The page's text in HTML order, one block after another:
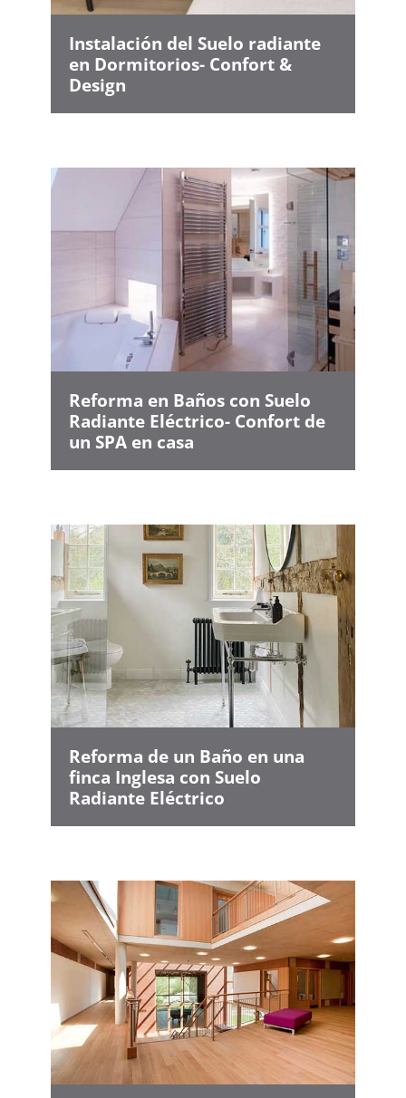
Instalación del Suelo radiante
en Dormitorios- Confort &
Design
Reforma en Baños con Suelo
Radiante Eléctrico- Confort de
un SPA en casa
Reforma de un Baño en una
finca Inglesa con Suelo
Radiante Eléctrico